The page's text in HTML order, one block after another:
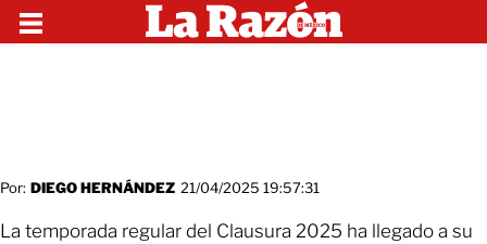
Por: DIEGO HERNÁNDEZ 21/04/2025 19:57:31
La temporada regular del Clausura 2025 ha llegado a su